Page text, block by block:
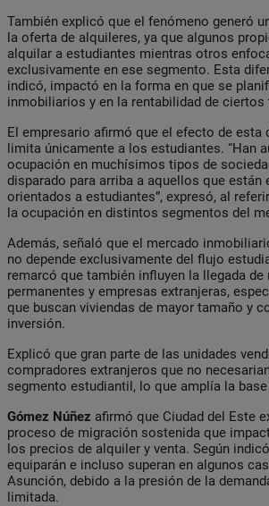
También explicó que el fenómeno generó
la oferta de alquileres, ya que algunos
alquilar a estudiantes mientras otros
exclusivamente en ese segmento. Esta
indicó, impactó en la forma en que se
inmobiliarios y en la rentabilidad de ciertos
El empresario afirmó que el efecto de esta
limita únicamente a los estudiantes. “Han
ocupación en muchísimos tipos de
disparado para arriba a aquellos que están
orientados a estudiantes”, expresó, al
la ocupación en distintos segmentos del
Además, señaló que el mercado
no depende exclusivamente del flujo
remarcó que también influyen la llegada de
permanentes y empresas extranjeras,
que buscan viviendas de mayor tamaño y
inversión.
Explicó que gran parte de las unidades
compradores extranjeros que no
segmento estudiantil, lo que amplía la
Gómez Núñez afirmó que Ciudad del Este
proceso de migración sostenida que
los precios de alquiler y venta. Según
equiparán e incluso superan en algunos
Asunción, debido a la presión de la
limitada.